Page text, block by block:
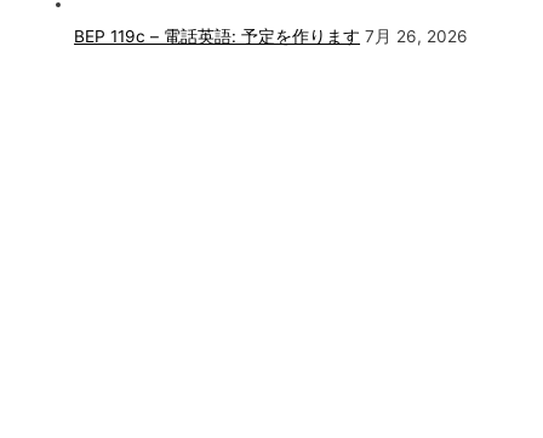
BEP 119c – 電話英語: 予定を作ります 7月 26, 2026